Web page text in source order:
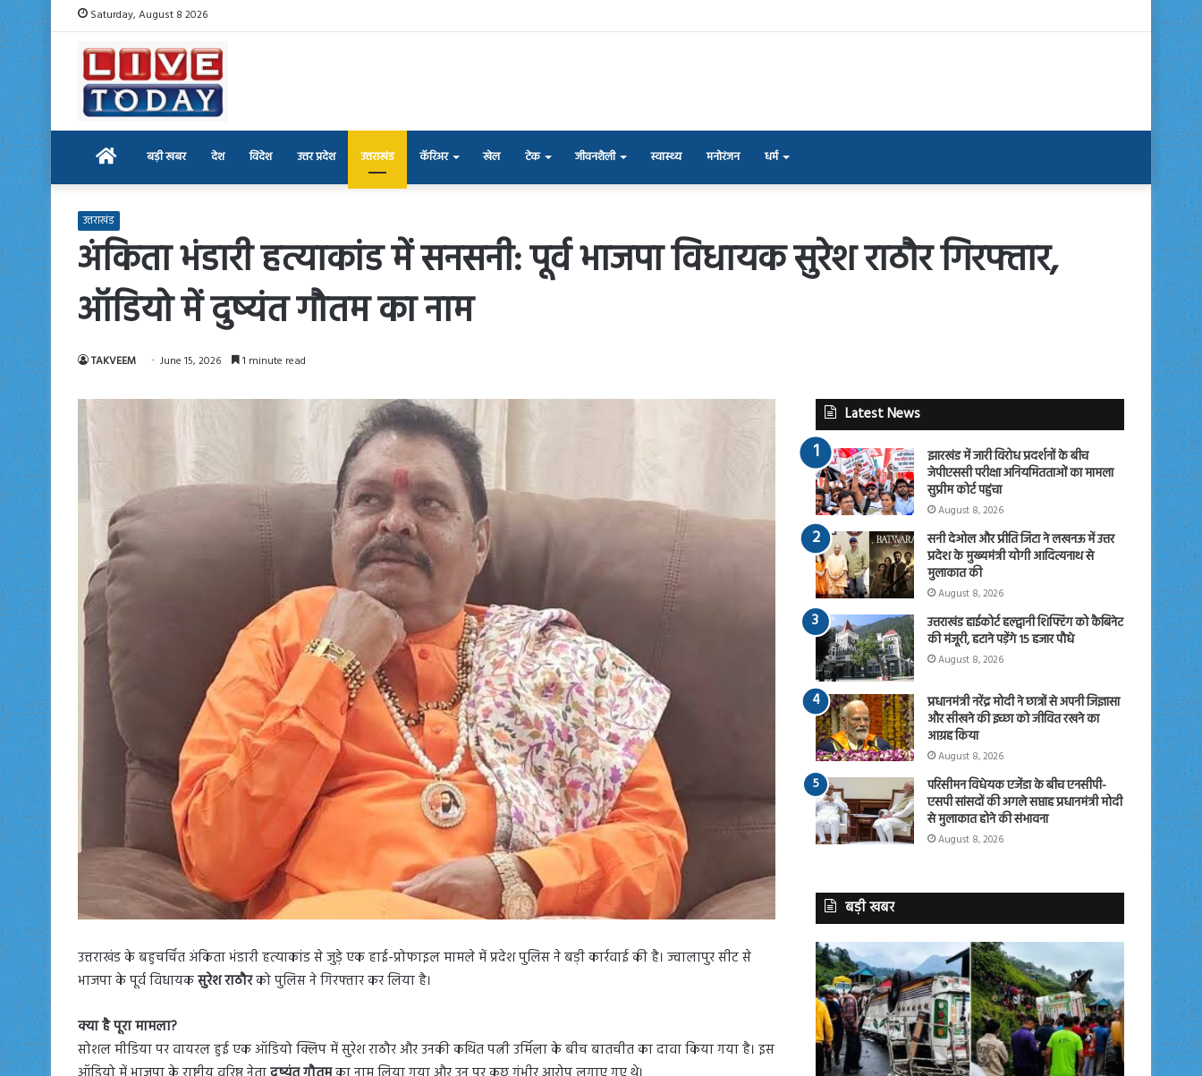
Saturday, August 8 2026
Home बड़ी खबर देश विदेश उत्तर प्रदेश उत्तराखंड कॅरिअर खेल टेक जीवनशैली स्वास्थ्य मनोरंजन धर्म
उत्तराखंड
अंकिता भंडारी हत्याकांड में सनसनी: पूर्व भाजपा विधायक सुरेश राठौर गिरफ्तार,
ऑडियो में दुष्यंत गौतम का नाम
TAKVEEM June 15, 2026 1 minute read
उत्तराखंड के बहुचर्चित अंकिता भंडारी हत्याकांड से जुड़े एक हाई-प्रोफाइल मामले में प्रदेश पुलिस ने बड़ी कार्रवाई की है। ज्वालापुर सीट से
भाजपा के पूर्व विधायकसुरेश राठौरको पुलिस ने गिरफ्तार कर लिया है।
क्या है पूरा मामला?
सोशल मीडिया पर वायरल हुई एक ऑडियो क्लिप में सुरेश राठौर और उनकी कथित पत्नी उर्मिला के बीच बातचीत का दावा किया गया है। इस
Latest News
झारखंड में जारी विरोध प्रदर्शनों के बीच
जेपीएससी परीक्षा अनियमितताओं का मामला
सुप्रीम कोर्ट पहुंचा
August 8, 2026
सनी देओल और प्रीति जिंटा ने लखनऊ में उत्तर
प्रदेश के मुख्यमंत्री योगी आदित्यनाथ से
मुलाकात की
August 8, 2026
उत्तराखंड हाईकोर्ट हल्द्वानी शिफ्टिंग को कैबिनेट
की मंजूरी, हटाने पड़ेंगे 15 हजार पौधे
August 8, 2026
प्रधानमंत्री नरेंद्र मोदी ने छात्रों से अपनी जिज्ञासा
और सीखने की इच्छा को जीवित रखने का
आग्रह किया
August 8, 2026
परिसीमन विधेयक एजेंडा के बीच एनसीपी-
एसपी सांसदों की अगले सप्ताह प्रधानमंत्री मोदी
से मुलाकात होने की संभावना
August 8, 2026
बड़ी खबर